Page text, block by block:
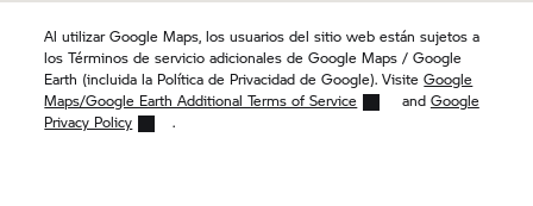
Al utilizar Google Maps, los usuarios del sitio web están sujetos a
los Términos de servicio adicionales de Google Maps / Google
Earth (incluida la Política de Privacidad de Google). VisiteGoogle
Maps/Google Earth Additional Terms of Service
and Google
Privacy Policy
.